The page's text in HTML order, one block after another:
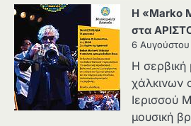
Η «Marko
στα
6
Η σερβική
χάλκινων
Ιερισσού
μουσική